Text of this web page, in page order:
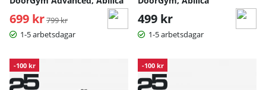
699 krOrdinarie pris:
799 kr
1-5 arbetsdagar
499 kr
1-5 arbetsdagar
-100 kr -100 kr